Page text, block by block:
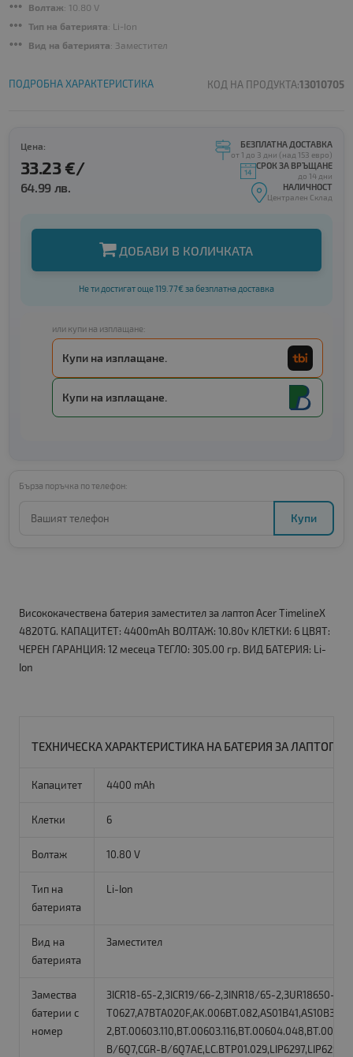
Волтаж: 10.80 V
Тип на батерията: Li-Ion
Вид на батерията: Заместител
ПОДРОБНА ХАРАКТЕРИСТИКА КОД НА ПРОДУКТА:13010705
Цена:
33.23 €/
64.99 лв.
БЕЗПЛАТНА ДОСТАВКА
от 1 до 3 дни (над 153 евро)
СРОК ЗА ВРЪЩАНЕ
до 14 дни
НАЛИЧНОСТ
Централен Склад
ДОБАВИ В КОЛИЧКАТА
Не ти достигат още 119.77€ за безплатна доставка
или купи на изплащане:
Купи на изплащане.
Купи на изплащане.
Бърза поръчка по телефон:
Купи
Висококачествена батерия заместител за лаптоп Acer TimelineX
4820TG. КАПАЦИТЕТ: 4400mAh ВОЛТАЖ: 10.80v КЛЕТКИ: 6 ЦВЯТ:
ЧЕРЕН ГАРАНЦИЯ: 12 месеца ТЕГЛО: 305.00 гр. ВИД БАТЕРИЯ: Li-
Ion
ТЕХНИЧЕСКА ХАРАКТЕРИСТИКА НА БАТЕРИЯ ЗА ЛАПТОП
Капацитет 4400 mAh
Клетки 6
Волтаж 10.80 V
Тип на
батерията
Li-Ion
Вид на
батерията
Заместител
Замества
батерии с
номер
3ICR18-65-2,3ICR19/66-2,3INR18/65-2,3UR18650-2-
B/6Q7,CGR-B/